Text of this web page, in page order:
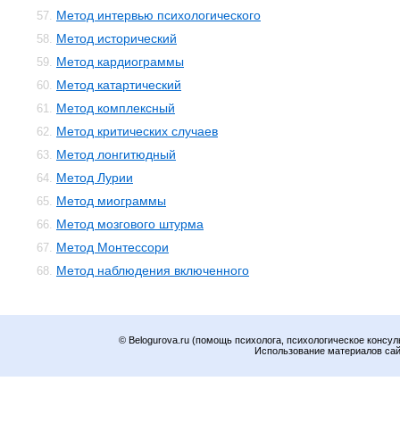
57. Метод интервью психологического
58. Метод исторический
59. Метод кардиограммы
60. Метод катартический
61. Метод комплексный
62. Метод критических случаев
63. Метод лонгитюдный
64. Метод Лурии
65. Метод миограммы
66. Метод мозгового штурма
67. Метод Монтессори
68. Метод наблюдения включенного
© Belogurova.ru (помощь психолога, психологическое
Использование материалов